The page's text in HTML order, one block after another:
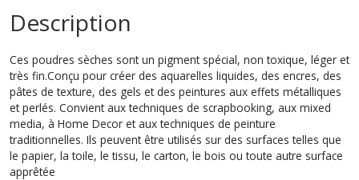
Description
Ces poudres sèches sont un pigment spécial, non toxique, léger et
très fin.Conçu pour créer des aquarelles liquides, des encres, des
pâtes de texture, des gels et des peintures aux effets métalliques
et perlés. Convient aux techniques de scrapbooking, aux mixed
media, à Home Decor et aux techniques de peinture
traditionnelles. Ils peuvent être utilisés sur des surfaces telles que
le papier, la toile, le tissu, le carton, le bois ou toute autre surface
apprêtée